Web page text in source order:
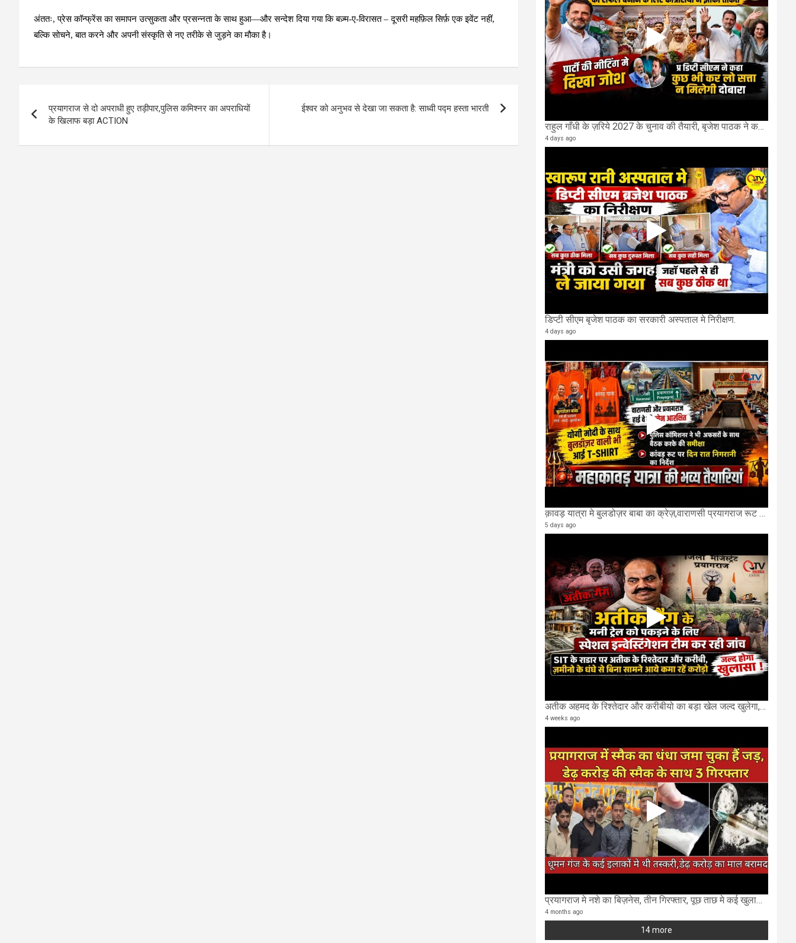
अंततः, प्रेस कॉन्फ्रेंस का समापन उत्सुकता और प्रसन्नता के साथ हुआ—और सन्देश दिया गया कि बज़्म-ए-विरासत – दूसरी महफ़िल सिर्फ़ एक इवेंट नहीं,
बल्कि सोचने, बात करने और अपनी संस्कृति से नए तरीके से जुड़ने का मौका है।
navigation
प्रयागराज से दो अपराधी हुए तड़ीपार,पुलिस कमिश्नर का अपराधियों
के खिलाफ बड़ा ACTION
ईश्वर को अनुभव से देखा जा सकता है: साध्वी पद्म हस्ता भारती
राहुल गाँधी के ज़रिये 2027 के चुनाव की तैयारी, बृजेश पाठक ने कहा चुक चुकी हैं कांग्रेस
4 days ago
डिप्टी सीएम बृजेश पाठक का सरकारी अस्पताल मे निरीक्षण.
4 days ago
क़ावड़ यात्रा मे बुलडोज़र बाबा का क्रेज़,वाराणसी प्रयागराज रूट की एक लेन खाली की गई.
5 days ago
अतीक अहमद के रिश्तेदार और करीबीयो का बड़ा खेल जल्द खुलेगा,छुप कर करोड़ो कमाने वाले SIT के राडार पर
4 weeks ago
प्रयागराज मे नशे का बिज़नेस, तीन गिरफ्तार, पूछ ताछ मे कई खुलासा..
4 months ago
14 more